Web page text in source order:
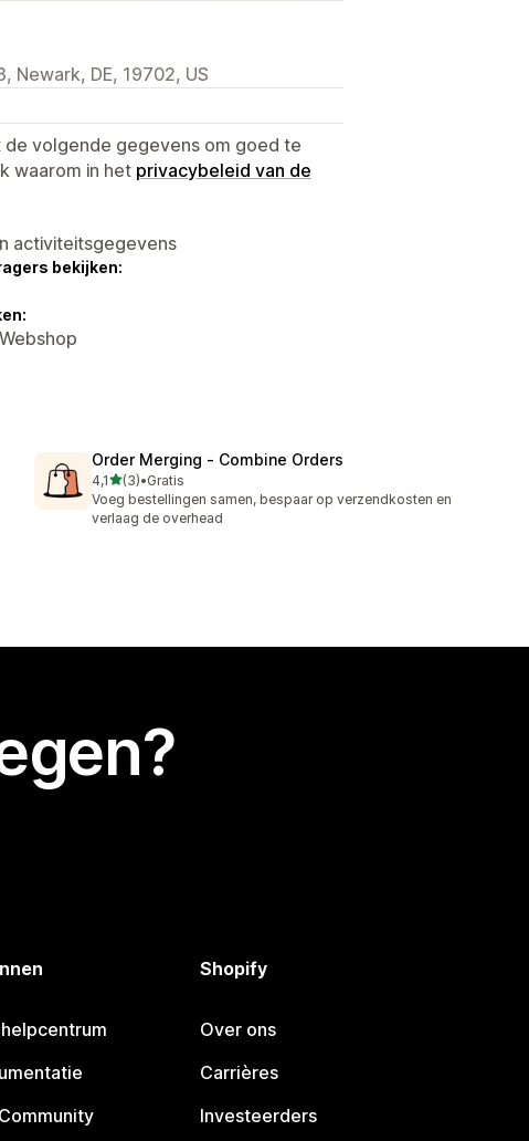
Newark, DE, 19702, US
volgende gegevens om goed te
waarom in het privacybeleid van de
activiteitsgegevens
bekijken:
Order Merging ‑ Combine Orders
4,1van 5 sterren
(3)
3 recensies in totaal
•Gratis
Voeg bestellingen samen, bespaar op verzendkosten en
verlaag de overhead
Shopify
Over ons
Carrières
Investeerders